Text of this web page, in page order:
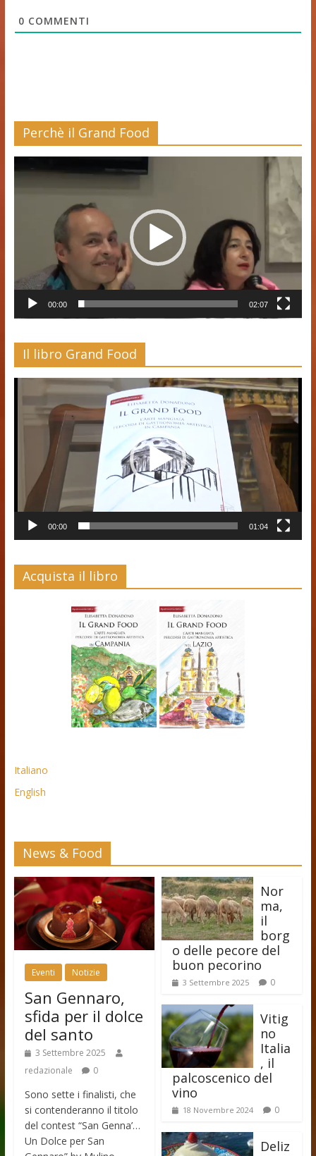
0 COMMENTI
Perchè il Grand Food
Player
00:00 02:07
Il libro Grand Food
00:00 01:04
Acquista il libro
Italiano
English
News & Food
Eventi Notizie
San Gennaro,
sfida per il dolce
del santo
3 Settembre 2025
redazionale
0
Sono sette i finalisti, che
si contenderanno il titolo
del contest “San Genna’…
Un Dolce per San
Nor
ma,
il
borg
o delle pecore del
buon pecorino
3 Settembre 2025 0
Vitig
no
Italia
, il
palcoscenico del
vino
18 Novembre 2024 0
Deliz